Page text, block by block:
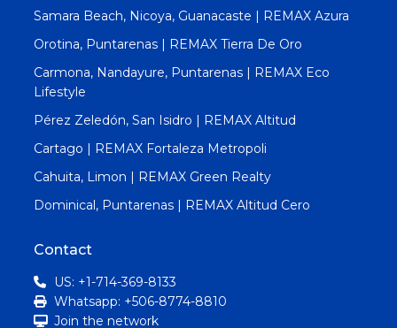
Samara Beach, Nicoya, Guanacaste | REMAX Azura
Orotina, Puntarenas | REMAX Tierra De Oro
Carmona, Nandayure, Puntarenas | REMAX Eco
Lifestyle
Pérez Zeledón, San Isidro | REMAX Altitud
Cartago | REMAX Fortaleza Metropoli
Cahuita, Limon | REMAX Green Realty
Dominical, Puntarenas | REMAX Altitud Cero
Contact
US: +1-714-369-8133
Whatsapp: +506-8774-8810
Join the network